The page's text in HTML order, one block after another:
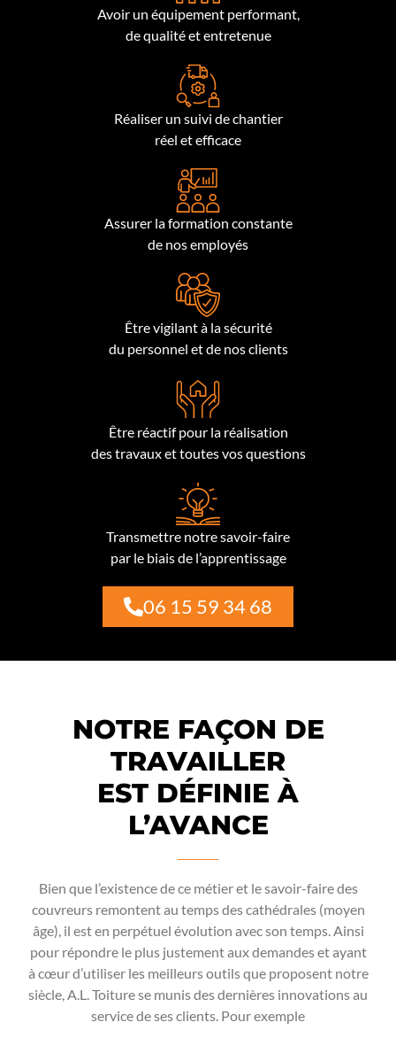
Avoir un équipement performant,
de qualité et entretenue
Réaliser un suivi de chantier
réel et efficace
Assurer la formation constante
de nos employés
Être vigilant à la sécurité
du personnel et de nos clients
Être réactif pour la réalisation
des travaux et toutes vos questions
Transmettre notre savoir-faire
par le biais de l’apprentissage
06 15 59 34 68
NOTRE FAÇON DE
TRAVAILLER
EST DÉFINIE À
L’AVANCE
Bien que l’existence de ce métier et le savoir-faire des
couvreurs remontent au temps des cathédrales (moyen
âge), il est en perpétuel évolution avec son temps. Ainsi
pour répondre le plus justement aux demandes et ayant
à cœur d’utiliser les meilleurs outils que proposent notre
siècle, A.L. Toiture se munis des dernières innovations au
service de ses clients. Pour exemple